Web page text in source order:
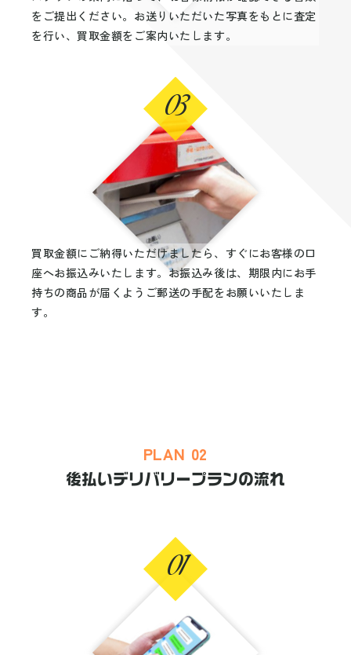
をご提出ください。お送りいただいた写真をもとに査定
を行い、買取金額をご案内いたします。
03
買取金額にご納得いただけましたら、すぐにお客様の口
座へお振込みいたします。お振込み後は、期限内にお手
持ちの商品が届くようご郵送の手配をお願いいたしま
す。
PLAN 02
後払いデリバリープランの流れ
01